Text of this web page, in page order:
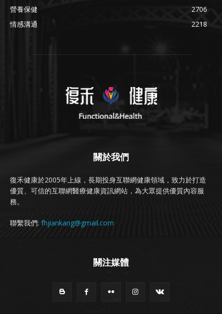
營養保健
2706
情感溝通
2218
關於我們
復禾健康於2005年上線，長期投身互聯網健康領域，致力於打造
優質、可信的互聯網醫療健康資訊網站，為大眾提供優質內容服
務。
聯繫我們: fhjiankang@gmail.com
關注媒體